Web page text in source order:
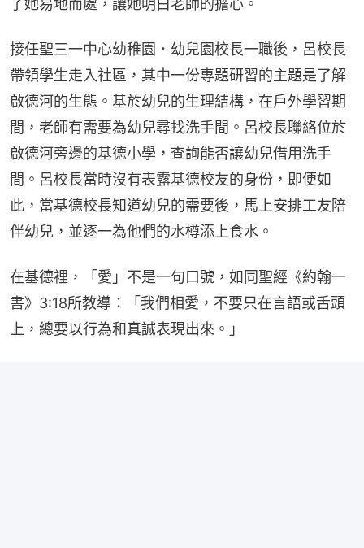
了她易地而處，讓她明白老師的擔心。
接任聖三一中心幼稚園．幼兒園校長一職後，呂校長
帶領學生走入社區，其中一份專題研習的主題是了解
啟德河的生態。基於幼兒的生理結構，在戶外學習期
間，老師有需要為幼兒尋找洗手間。呂校長聯絡位於
啟德河旁邊的基德小學，查詢能否讓幼兒借用洗手
間。呂校長當時沒有表露基德校友的身份，即便如
此，當基德校長知道幼兒的需要後，馬上安排工友陪
伴幼兒，並逐一為他們的水樽添上食水。
在基德裡，「愛」不是一句口號，如同聖經《約翰一
書》3:18所教導：「我們相愛，不要只在言語或舌頭
上，總要以行為和真誠表現出來。」